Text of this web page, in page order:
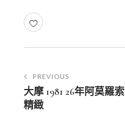
文
章
導
PREVIOUS
大摩 1981 26年阿莫羅索
精緻